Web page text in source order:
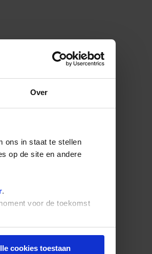
Over
ons in staat te stellen
op de site en andere
.
voor de toekomst
cookies toestaan